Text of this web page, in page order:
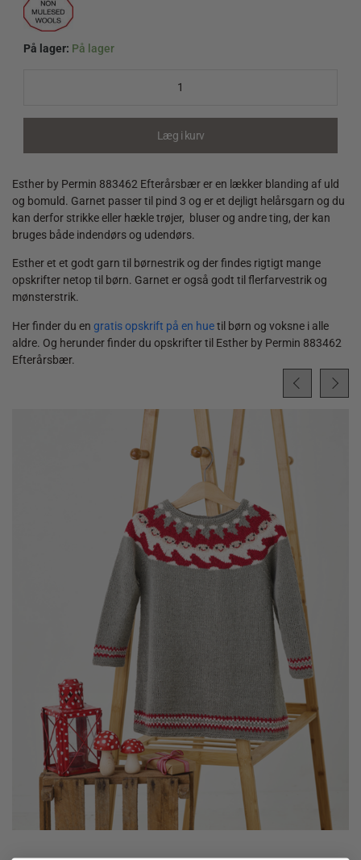
På lager: På lager
Esther
Læg i kurv
Esther by Permin 883462 Efterårsbær er en lækker blanding af uld
og bomuld. Garnet passer til pind 3 og er et dejligt helårsgarn og du
kan derfor strikke eller hækle trøjer, bluser og andre ting, der kan
bruges både indendørs og udendørs.
Esther et et godt garn til børnestrik og der findes rigtigt mange
opskrifter netop til børn. Garnet er også godt til flerfarvestrik og
mønsterstrik.
Her finder du en gratis opskrift på en huetil børn og voksne i alle
aldre. Og herunder finder du opskrifter til Esther by Permin 883462
Efterårsbær.